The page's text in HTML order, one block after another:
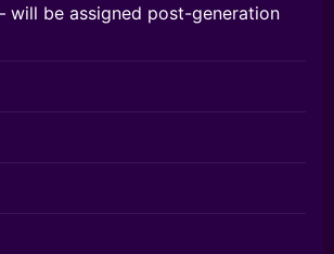
will be assigned post-generation